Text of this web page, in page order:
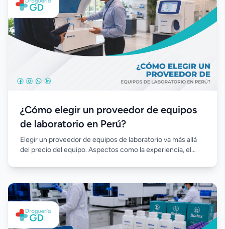
¿Cómo elegir un proveedor de equipos
de laboratorio en Perú?
Elegir un proveedor de equipos de laboratorio va más allá
del precio del equipo. Aspectos como la experiencia, el
capacitación y el acompañamiento posventa son
optimizar la inversión y favorecer el crecimiento sostenible
del laboratorio.